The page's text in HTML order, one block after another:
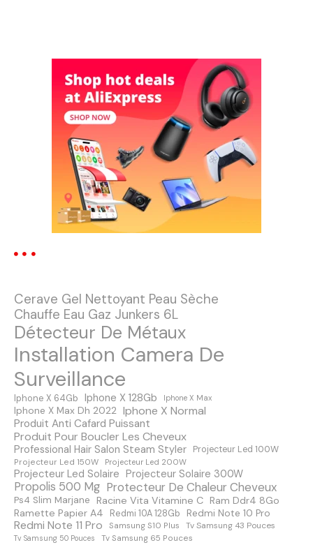
o
d
e
s
m
e
s
s
a
g
Cerave Gel Nettoyant Peau Sèche
Chauffe Eau Gaz Junkers 6L
Détecteur De Métaux
Installation Camera De
Surveillance
Iphone X 64Gb Iphone X 128Gb Iphone X Max
Iphone X Max Dh 2022 Iphone X Normal
Produit Anti Cafard Puissant
Produit Pour Boucler Les Cheveux
Professional Hair Salon Steam Styler
Projecteur Led 100W
Projecteur Led 150W
Projecteur Led 200W
Projecteur Led Solaire Projecteur Solaire 300W
Propolis 500 Mg Protecteur De Chaleur Cheveux
Ps4 Slim Marjane Racine Vita Vitamine C Ram Ddr4 8Go
Ramette Papier A4
Redmi 10A 128Gb Redmi Note 10 Pro
Redmi Note 11 Pro Samsung S10 Plus Tv Samsung 43 Pouces
Tv Samsung 50 Pouces Tv Samsung 65 Pouces